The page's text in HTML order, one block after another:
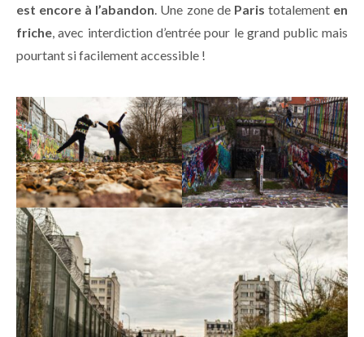
est encore à l’abandon. Une zone de Paris totalement en
friche, avec interdiction d’entrée pour le grand public mais
pourtant si facilement accessible !